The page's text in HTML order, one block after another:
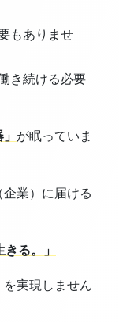
もありませ
き続ける必要
が眠っていま
業）に届ける
る。」
実現しません